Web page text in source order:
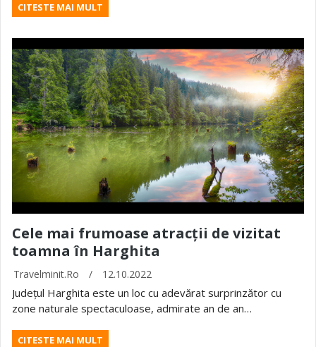
CITESTE MAI MULT
Cele mai frumoase atracții de vizitat
toamna în Harghita
Travelminit.ro / 12.10.2022
Județul Harghita este un loc cu adevărat surprinzător cu
zone naturale spectaculoase, admirate an de an…
CITESTE MAI MULT